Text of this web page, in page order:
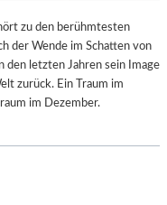
zu den berühmtesten
der Wende im Schatten von
letzten Jahren sein Image
zurück. Ein Traum im
im Dezember.